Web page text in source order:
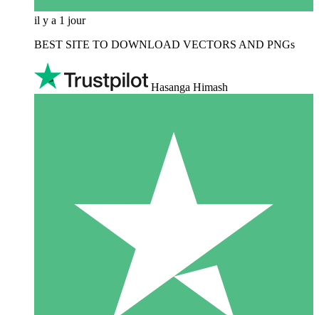
il y a 1 jour
BEST SITE TO DOWNLOAD VECTORS AND PNGs
Hasanga Himash